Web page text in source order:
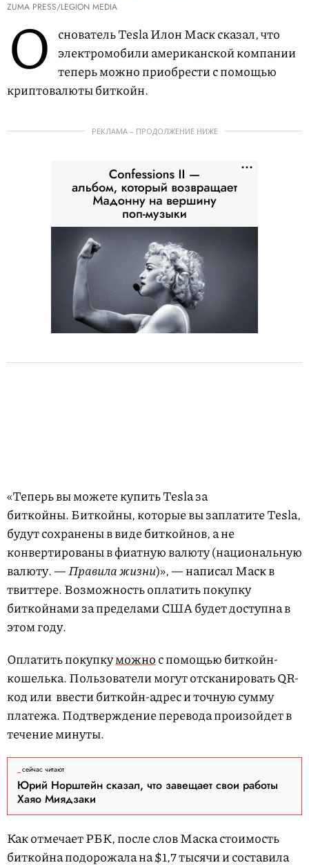
ZUMA PRESS/LEGION MEDIA
О
снователь Tesla Илон Маск сказал, что
электромобили американской компании
теперь можно приобрести с помощью
криптовалюты биткойн.
РЕКЛАМА – ПРОДОЛЖЕНИЕ НИЖЕ
«Теперь вы можете купить Tesla за
биткойны. Биткойны, которые вы заплатите Tesla,
будут сохранены в виде биткойнов, а не
конвертированы в фиатную валюту (национальную
валюту. —Правила жизни)», — написал Маск в
твиттере. Возможность оплатить покупку
биткойнами за пределами США будет доступна в
этом году.
Оплатить покупкуможнос помощью биткойн-
кошелька. Пользователи могут отсканировать QR-
код или ввести биткойн-адрес и точную сумму
платежа. Подтверждение перевода произойдет в
течение минуты.
сейчас читают
Юрий Норштейн сказал, что завещает свои работы
Хаяо Миядзаки
Как отмечает РБК, после слов Маска стоимость
биткойна подорожала на $1,7 тысячи и составила